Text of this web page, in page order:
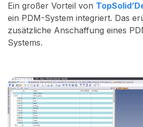
Ein großer Vorteil von
ein PDM-System integriert. Das
zusätzliche Anschaffung eines
Systems.